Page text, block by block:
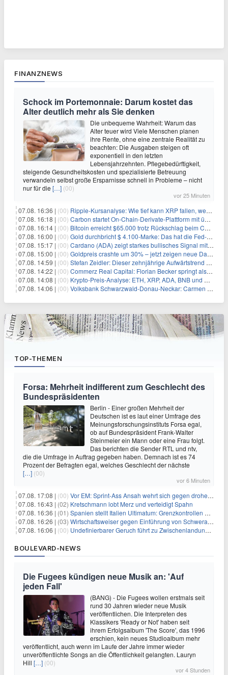
FINANZNEWS
Schock im Portemonnaie: Darum kostet das
Alter deutlich mehr als Sie denken
Die unbequeme Wahrheit: Warum das
Alter teuer wird Viele Menschen planen
ihre Rente, ohne eine zentrale Realität zu
beachten: Die Ausgaben steigen oft
exponentiell in den letzten
Lebensjahrzehnten. Pflegebedürftigkeit,
steigende Gesundheitskosten und spezialisierte Betreuung
verwandeln selbst große Ersparnisse schnell in Probleme – nicht
nur für die […] (00)
vor 25 Minuten
07.08. 16:36 | (00) Ripple-Kursanalyse: Wie tief kann XRP fallen, wenn die $1-Unterstützung am Wochenende verloren geht?
07.08. 16:18 | (00) Carbon startet On-Chain-Derivate-Plattform mit über 950 Märkten in einem Konto
07.08. 16:14 | (00) Bitcoin erreicht $65.000 trotz Rückschlag beim CLARITY Act und fehlendem US-Iran-Abkommen
07.08. 16:00 | (00) Gold durchbricht $ 4.100-Marke: Das hat die Fed-Entscheidung ausgelöst
07.08. 15:17 | (00) Cardano (ADA) zeigt starkes bullisches Signal mit Potenzial für 200% Kursanstieg
07.08. 15:00 | (00) Goldpreis crashte um 30% – jetzt zeigen neue Daten: War es berechtigt?
07.08. 14:59 | (00) Stefan Zeidler: Dieser zehnjährige Aufwärtstrend macht mich optimistisch
07.08. 14:22 | (00) Commerz Real Capital: Florian Becker springt als Leiter ein
07.08. 14:08 | (00) Krypto-Preis-Analyse: ETH, XRP, ADA, BNB und HYPE
07.08. 14:06 | (00) Volksbank Schwarzwald-Donau-Neckar: Carmen Wedam übernimmt Aufsichtsratsvorsitz
TOP-THEMEN
Forsa: Mehrheit indifferent zum Geschlecht des
Bundespräsidenten
Berlin - Einer großen Mehrheit der
Deutschen ist es laut einer Umfrage des
Meinungsforschungsinstituts Forsa egal,
ob auf Bundespräsident Frank-Walter
Steinmeier ein Mann oder eine Frau folgt.
Das berichten die Sender RTL und ntv,
die die Umfrage in Auftrag gegeben haben. Demnach ist es 74
Prozent der Befragten egal, welches Geschlecht der nächste
[…] (00)
vor 6 Minuten
07.08. 17:08 | (00) Vor EM: Sprint-Ass Ansah wehrt sich gegen drohende Sperre
07.08. 16:43 | (02) Kretschmann lobt Merz und verteidigt Spahn
07.08. 16:36 | (01) Spanien stellt Italien Ultimatum: Grenzkontrollen beenden
07.08. 16:26 | (03) Wirtschaftsweiser gegen Einführung von Schwerarbeiter-Rente
07.08. 16:06 | (00) Undefinierbarer Geruch führt zu Zwischenlandung von Flieger
BOULEVARD-NEWS
Die Fugees kündigen neue Musik an: 'Auf
jeden Fall'
(BANG) - Die Fugees wollen erstmals seit
rund 30 Jahren wieder neue Musik
veröffentlichen. Die Interpreten des
Klassikers 'Ready or Not' haben seit
ihrem Erfolgsalbum 'The Score', das 1996
erschien, kein neues Studioalbum mehr
veröffentlicht, auch wenn im Laufe der Jahre immer wieder
unveröffentlichte Songs an die Öffentlichkeit gelangten. Lauryn
Hill […] (00)
vor 4 Stunden